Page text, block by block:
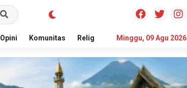
Opini Komunitas Religi Minggu, 09 Agu 2026